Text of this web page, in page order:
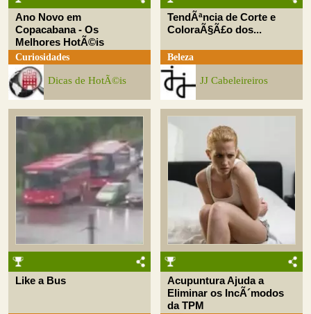
Ano Novo em
Copacabana - Os
Melhores HotÃ©is
Curiosidades
Dicas de HotÃ©is
TendÃªncia de Corte e
ColoraÃ§Ã£o dos...
Beleza
JJ Cabeleireiros
Like a Bus
Acupuntura Ajuda a
Eliminar os IncÃ´modos
da TPM